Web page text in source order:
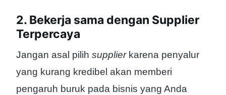
2. Bekerja sama dengan Supplier
Terpercaya
Jangan asal pilih supplierkarena penyalur
yang kurang kredibel akan memberi
pengaruh buruk pada bisnis yang Anda